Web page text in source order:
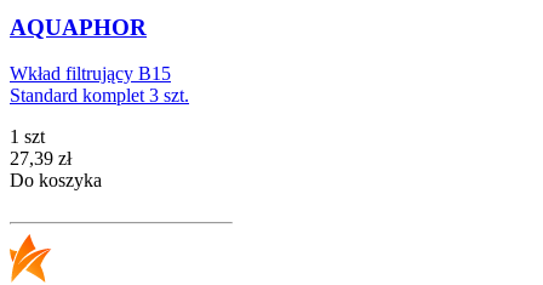
AQUAPHOR
Wkład filtrujący B15
Standard komplet 3 szt.
1 szt
Cena
27,39 zł
Do koszyka